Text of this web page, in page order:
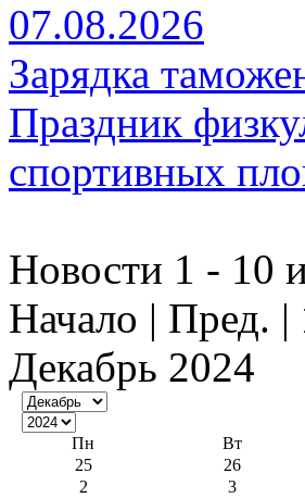
07.08.2026
Зарядка
Праздник
спортивных
Новости 1 - 10
Начало | Пред. |
Декабрь 2024
Пн Вт
25
26
2
3